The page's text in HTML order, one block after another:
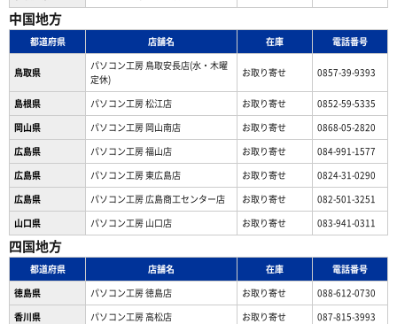
中国地方
都道府県 店舗名 在庫 電話番号
鳥取県
パソコン工房 鳥取安長店(水・木曜
定休)
お取り寄せ 0857-39-9393
島根県 パソコン工房 松江店 お取り寄せ
0852-59-5335
岡山県
パソコン工房 岡山南店 お取り寄せ
0868-05-2820
広島県
パソコン工房 福山店 お取り寄せ
084-991-1577
広島県
パソコン工房 東広島店 お取り寄せ
0824-31-0290
広島県
パソコン工房 広島商工センター店 お取り寄せ
082-501-3251
山口県
パソコン工房 山口店 お取り寄せ 083-941-0311
四国地方
都道府県 店舗名 在庫
電話番号
徳島県
パソコン工房 徳島店 お取り寄せ
088-612-0730
香川県
パソコン工房 高松店 お取り寄せ
087-815-3993